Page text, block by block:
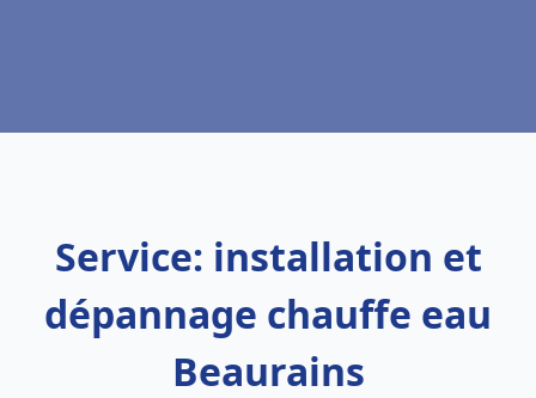
Service: installation et
dépannage chauffe eau
Beaurains